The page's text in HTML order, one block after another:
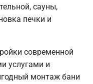
сауны,
печки и
современной
услугами и
монтаж бани